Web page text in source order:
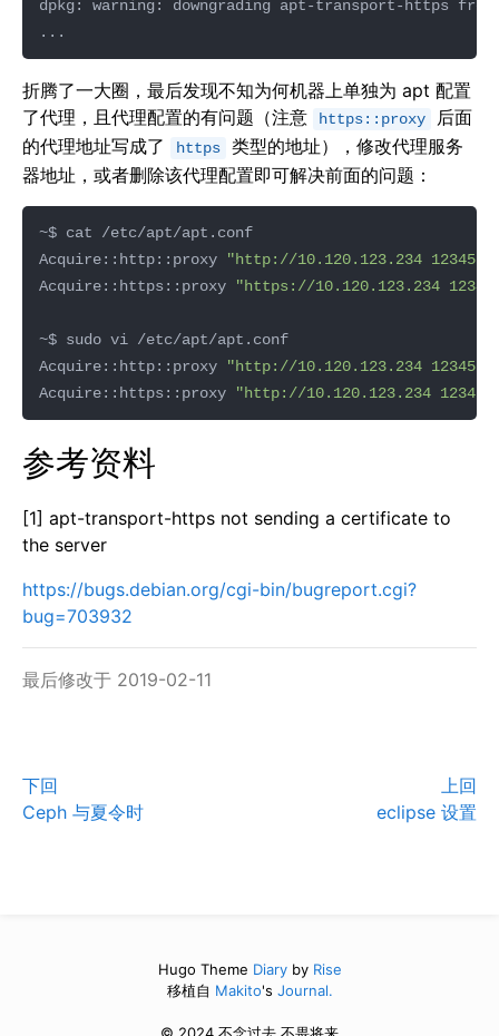
折腾了一大圈，最后发现不知为何机器上单独为 apt 配置
了代理，且代理配置的有问题（注意
https::proxy
后面
的代理地址写成了
https
类型的地址），修改代理服务
器地址，或者删除该代理配置即可解决前面的问题：
Acquire::http::proxy
"http://10.120.123.234 12345"
Acquire::https::proxy
"https://10.120.123.234
Acquire::http::proxy
"http://10.120.123.234 12345"
Acquire::https::proxy
"http://10.120.123.234 12345"
参考资料
[1] apt-transport-https not sending a certificate to
the server
https://bugs.debian.org/cgi-bin/bugreport.cgi?
bug=703932
最后修改于 2019-02-11
下回
Ceph 与夏令时
上回
eclipse 设置
Hugo Theme Diaryby Rise
移植自 Makito's Journal.